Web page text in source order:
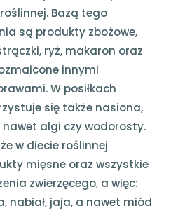
Bazą tego
są produkty zbożowe,
ryż, makaron oraz
innymi
W posiłkach
się także nasiona,
nawet algi czy wodorosty.
w diecie roślinnej
mięsne oraz wszystkie
zwierzęcego, a więc:
nabiał, jaja, a nawet miód